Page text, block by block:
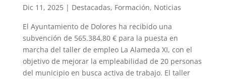
Dic 11, 2025| Destacadas, Formación, Noticias
El Ayuntamiento de Dolores ha recibido una
subvención de 565.384,80 € para la puesta en
marcha del taller de empleo La Alameda XI, con el
objetivo de mejorar la empleabilidad de 20 personas
del municipio en busca activa de trabajo. El taller